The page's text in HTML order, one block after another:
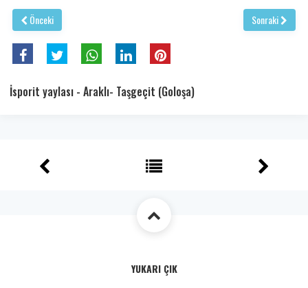
Önceki Sonraki
İsporit yaylası - Araklı- Taşgeçit (Goloşa)
YUKARI ÇIK